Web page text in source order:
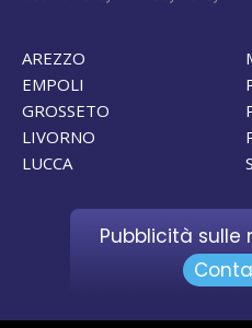
AREZZO
EMPOLI
GROSSETO
LIVORNO
LUCCA
Pubblicità sulle